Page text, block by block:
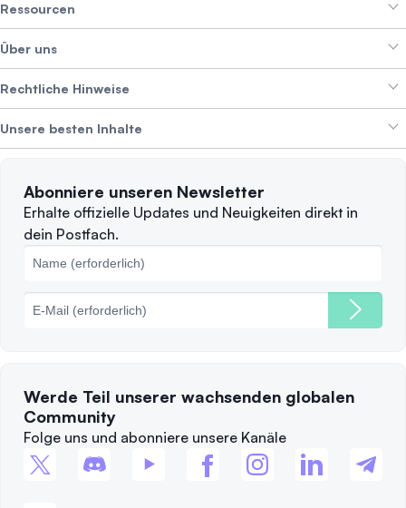
Smart Exchange
Crypto Bundles
Erträge erzielen
Alpha Deals
Ressourcen
Help Center
Branding-Paket
Über uns
Über SwissBorg
Karriere WIR STELLEN EIN
Rechtliche Hinweise
Datenschutzerklärung
Beschwerden
Cookie-Richtlinie
Unsere besten Inhalte
Wann sollte man verkaufen?
Top-Blockchains
Abonniere unseren Newsletter
Erhalte offizielle Updates und Neuigkeiten direkt in
dein Postfach.
Werde Teil unserer wachsenden globalen
Community
Folge uns und abonniere unsere Kanäle